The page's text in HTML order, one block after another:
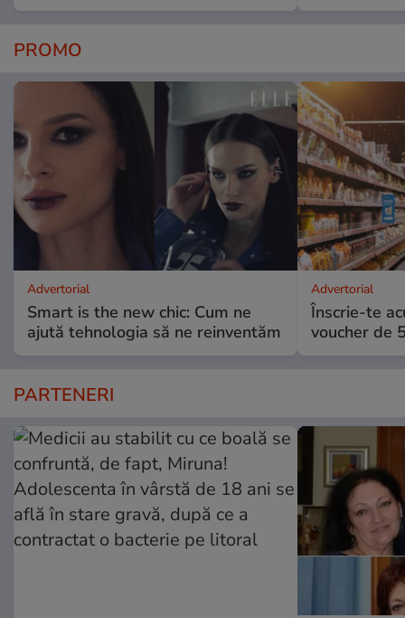
PROMO
Advertorial
Smart is the new chic: Cum ne
ajută tehnologia să ne reinventăm
Advertorial
Înscrie-te
voucher de
PARTENERI